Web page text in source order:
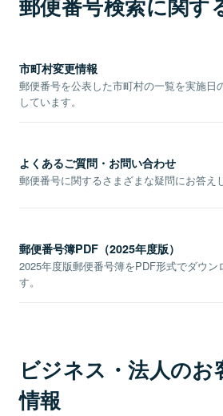
郵便番号検索に関す
市町村変更情報
郵便番号を公表した市町村の一覧を実施日
しています。
よくあるご質問・お問い合わせ
郵便番号に関するさまざまな疑問にお答え
郵便番号簿PDF（2025年度版）
2025年度版郵便番号簿をPDF形式でダウン
す。
ビジネス・法人のお
情報